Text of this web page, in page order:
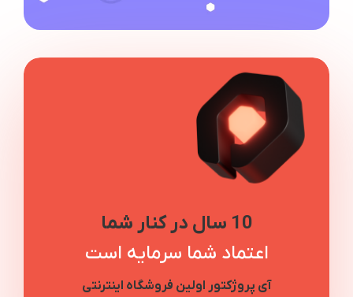
10 سال در کنار شما
اعتماد شما سرمایه است
آی پروژکتور اولین فروشگاه اینترنتی